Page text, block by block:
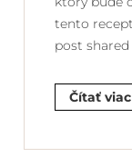
tento
post shared
Čítať viac